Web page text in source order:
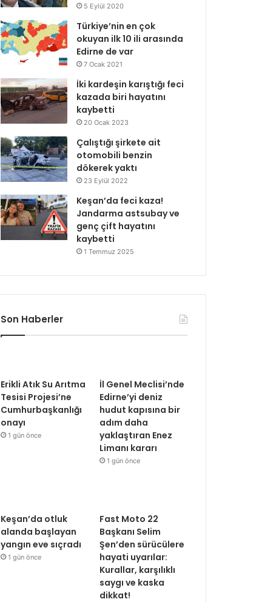
5 Eylül 2020
Türkiye’nin en çok
okuyan ilk 10 ili arasında
Edirne de var
7 Ocak 2021
İki kardeşin karıştığı feci
kazada biri hayatını
kaybetti
20 Ocak 2023
Çalıştığı şirkete ait
otomobili benzin
dökerek yaktı
23 Eylül 2022
Keşan’da feci kaza!
Jandarma astsubay ve
genç çift hayatını
kaybetti
1 Temmuz 2025
Son Haberler
Erikli Atık Su Arıtma
Tesisi Projesi’ne
Cumhurbaşkanlığı
onayı
1 gün önce
İl Genel Meclisi’nde
Edirne’yi deniz
hudut kapısına bir
adım daha
yaklaştıran Enez
Limanı kararı
1 gün önce
Keşan’da otluk
alanda başlayan
yangın eve sıçradı
1 gün önce
Fast Moto 22
Başkanı Selim
Şen’den sürücülere
hayati uyarılar:
Kurallar, karşılıklı
saygı ve kaska
dikkat!